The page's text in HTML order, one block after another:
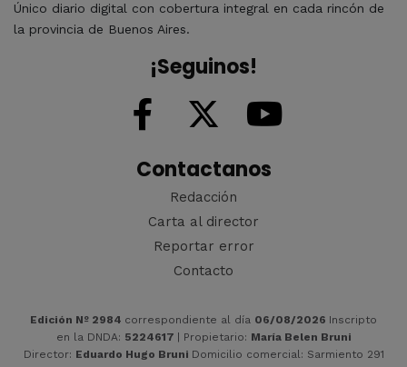
Único diario digital con cobertura integral en cada rincón de
la provincia de Buenos Aires.
¡Seguinos!
Contactanos
Redacción
Carta al director
Reportar error
Contacto
Edición Nº 2984 correspondiente al día 06/08/2026 Inscripto
en la DNDA: 5224617 | Propietario: María Belen Bruni
Director: Eduardo Hugo Bruni Domicilio comercial: Sarmiento 291